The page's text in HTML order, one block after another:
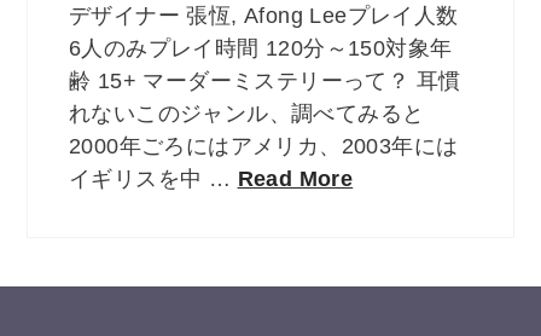
デザイナー 張恆, Afong Leeプレイ人数
6人のみプレイ時間 120分～150対象年
齢 15+ マーダーミステリーって？ 耳慣
れないこのジャンル、調べてみると
2000年ごろにはアメリカ、2003年には
イギリスを中 … Read More